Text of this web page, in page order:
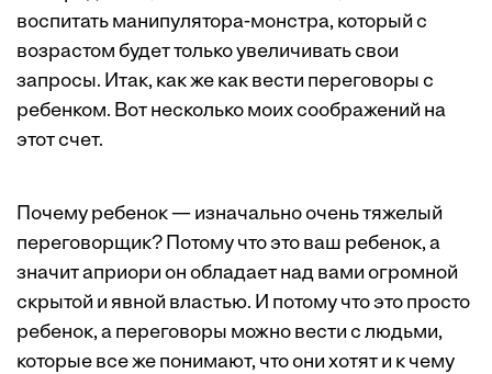
воспитать манипулятора-монстра, который с
возрастом будет только увеличивать свои
запросы. Итак, как же как вести переговоры с
ребенком. Вот несколько моих соображений на
этот счет.
Почему ребенок — изначально очень тяжелый
переговорщик? Потому что это ваш ребенок, а
значит априори он обладает над вами огромной
скрытой и явной властью. И потому что это просто
ребенок, а переговоры можно вести с людьми,
которые все же понимают, что они хотят и к чему